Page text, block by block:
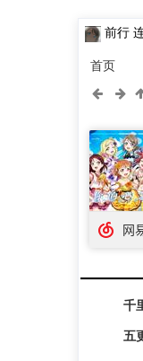
前行
首页
千
五